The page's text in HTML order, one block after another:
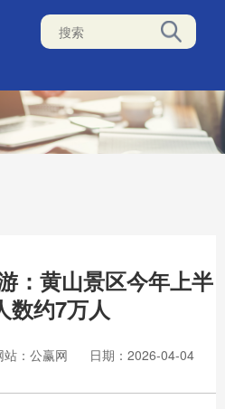
：黄山景区今年上半
数约7万人
站：公赢网
日期：2026-04-04